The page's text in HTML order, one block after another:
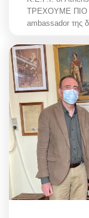
ΤΡΕΧΟΥΜΕ ΠΙΟ
ambassador της